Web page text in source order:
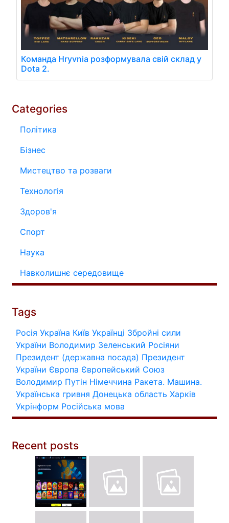
Команда Hryvnia розформувала свій склад у
Dota 2.
Categories
Політика
Бізнес
Мистецтво та розваги
Технологія
Здоров'я
Спорт
Наука
Навколишнє середовище
Tags
Росія Україна Київ Українці Збройні сили
України Володимир Зеленський Росіяни
Президент (державна посада) Президент
України Європа Європейський Союз
Володимир Путін Німеччина Ракета. Машина.
Українська гривня Донецька область Харків
Укрінформ Російська мова
Recent posts